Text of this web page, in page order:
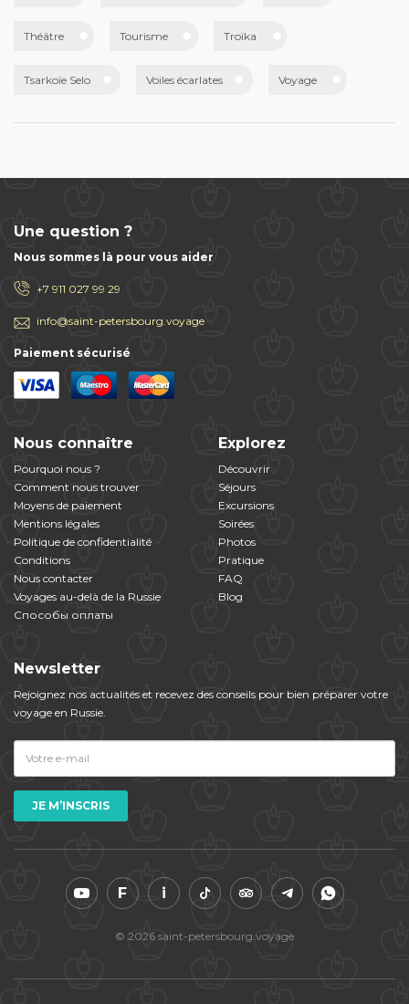
Théâtre Tourisme Troïka
Tsarkoïe Selo Voiles écarlates Voyage
Une question ?
Nous sommes là pour vous aider
+7 911 027 99 29
info@saint-petersbourg.voyage
Paiement sécurisé
Nous connaître
Pourquoi nous ?
Comment nous trouver
Moyens de paiement
Mentions légales
Politique de confidentialité
Conditions
Nous contacter
Voyages au-delà de la Russie
Способы оплаты
Explorez
Découvrir
Séjours
Excursions
Soirées
Photos
Pratique
FAQ
Blog
Newsletter
Rejoignez nos actualités et​ ​recevez des conseils pour bien préparer votre
voyage en Russie.
F i
© 2026 saint-petersbourg.voyage